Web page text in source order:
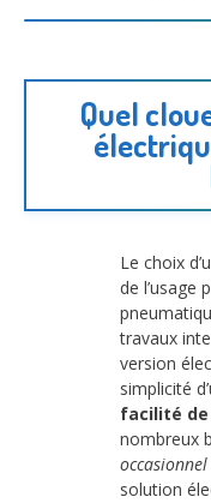
Quel
Le choix
de l’usage
travaux
version
simplicité
facilité
nombreux
occasionnel
solution